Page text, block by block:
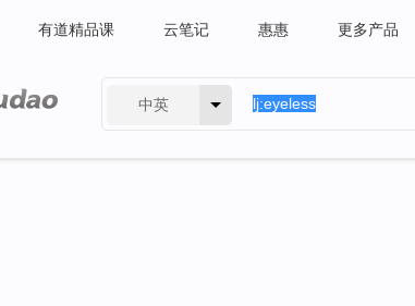
有道精品课 云笔记 惠惠 更多产品
中英